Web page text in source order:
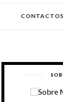
CONTACTOS